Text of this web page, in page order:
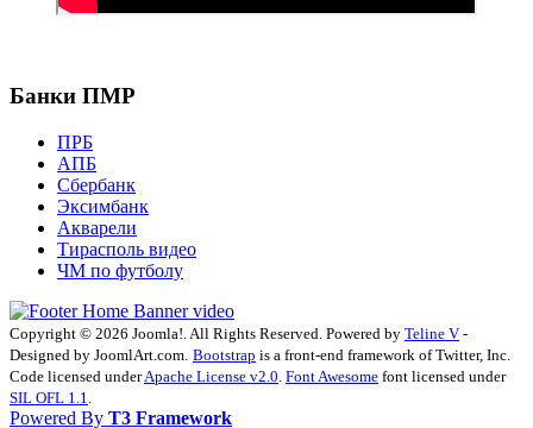
Банки ПМР
ПРБ
АПБ
Сбербанк
Эксимбанк
Акварели
Тирасполь видео
ЧМ по футболу
Copyright © 2026 Joomla!. All Rights Reserved. Powered by Teline V -
Designed by JoomlArt.com. Bootstrap is a front-end framework of Twitter, Inc.
Code licensed underApache License v2.0 Font Awesome font licensed under
SIL OFL 1.1
Powered By T3 Framework